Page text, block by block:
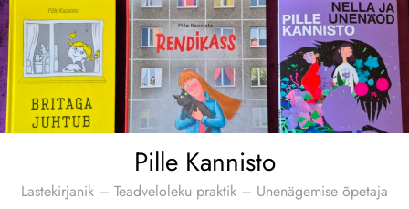
Skip
to
content
Pille Kannisto
Lastekirjanik – Teadveloleku praktik – Unenägemise õpetaja